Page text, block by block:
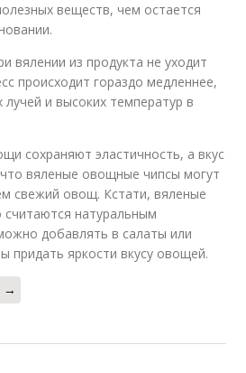
веществ, чем остается
вялении из продукта не уходит
происходит гораздо медленнее,
и высоких температур в
сохраняют эластичность, а вкус
вяленые овощные чипсы могут
свежий овощ. Кстати, вяленые
натуральным
добавлять в салаты или
яркости вкусу овощей.
→